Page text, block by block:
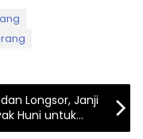
Longsor, Janji
Huni untuk